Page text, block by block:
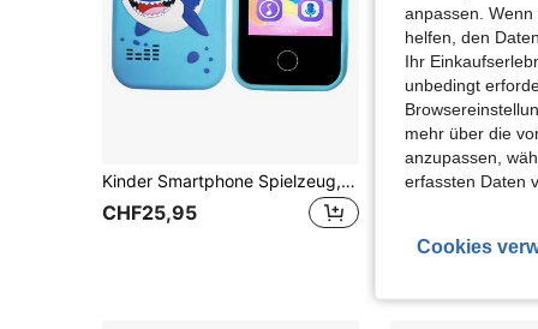
Kinder Smartphone Spielzeug, integrierte Lernspiele, Weihnachts- und Geburtstagsgeschenk, geeignet für 3-7 Jahre alte Jungen und Mädchen
CHF25,95
CHF25,02
anpassen.
helfen, den
Ihr
unbedingt
mehr über die
anzupassen,
erfassten Daten
Cookies